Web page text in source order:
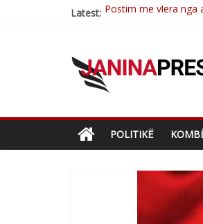
Latest: Nga poetja
Çlirimtari Mentor
POLITIKË